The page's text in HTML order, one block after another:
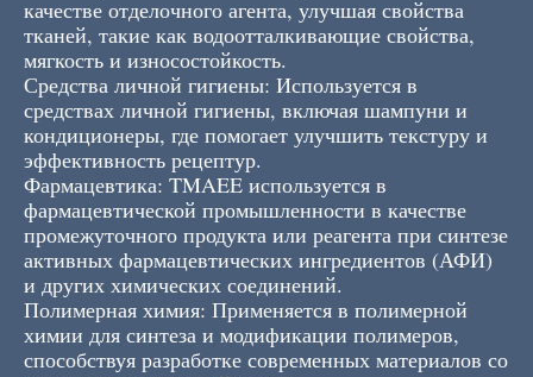
качестве отделочного агента, улучшая свойства
тканей, такие как водоотталкивающие свойства,
мягкость и износостойкость.
Средства личной гигиены: Используется в
средствах личной гигиены, включая шампуни и
кондиционеры, где помогает улучшить текстуру и
эффективность рецептур.
Фармацевтика: TMAEE используется в
фармацевтической промышленности в качестве
промежуточного продукта или реагента при синтезе
активных фармацевтических ингредиентов (АФИ)
и других химических соединений.
Полимерная химия: Применяется в полимерной
химии для синтеза и модификации полимеров,
способствуя разработке современных материалов со